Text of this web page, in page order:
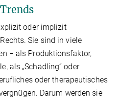
oder implizit
Sie sind in viele
− als Produktionsfaktor,
als „Schädling“ oder
oder therapeutisches
Darum werden sie